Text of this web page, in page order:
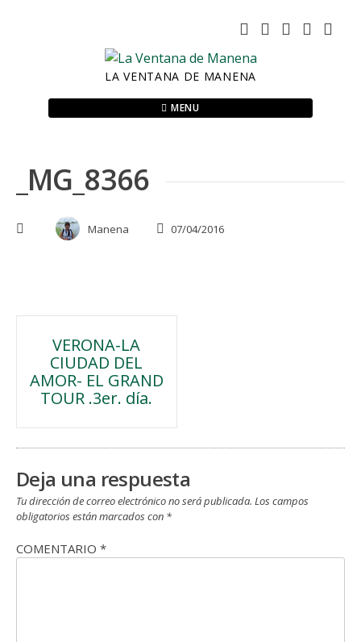
LA VENTANA DE MANENA
MENU
_MG_8366
Manena 07/04/2016
Navegación
de
entradas
VERONA-LA
CIUDAD DEL
AMOR- EL GRAND
TOUR .3er. día.
Deja una respuesta
Tu dirección de correo electrónico no será publicada. Los campos
obligatorios están marcados con *
COMENTARIO *